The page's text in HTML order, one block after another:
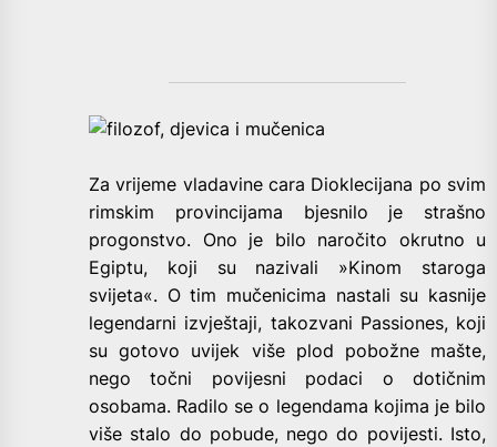
Za vrijeme vladavine cara Dioklecijana po svim
rimskim provincijama bjesnilo je strašno
progonstvo. Ono je bilo naročito okrutno u
Egiptu, koji su nazivali »Kinom staroga
svijeta«. O tim mučenicima nastali su kasnije
legendarni izvještaji, takozvani Passiones, koji
su gotovo uvijek više plod pobožne mašte,
nego točni povijesni podaci o dotičnim
osobama. Radilo se o legendama kojima je bilo
više stalo do pobude, nego do povijesti. Isto,